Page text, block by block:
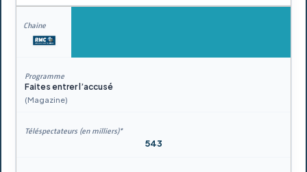
Faites entrer l’accusé
(Magazine)
543